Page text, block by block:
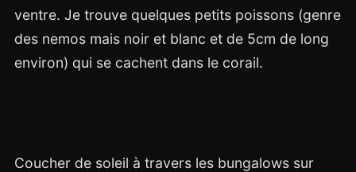
ventre. Je trouve quelques petits poissons (genre
des nemos mais noir et blanc et de 5cm de long
environ) qui se cachent dans le corail.
Coucher de soleil à travers les bungalows sur